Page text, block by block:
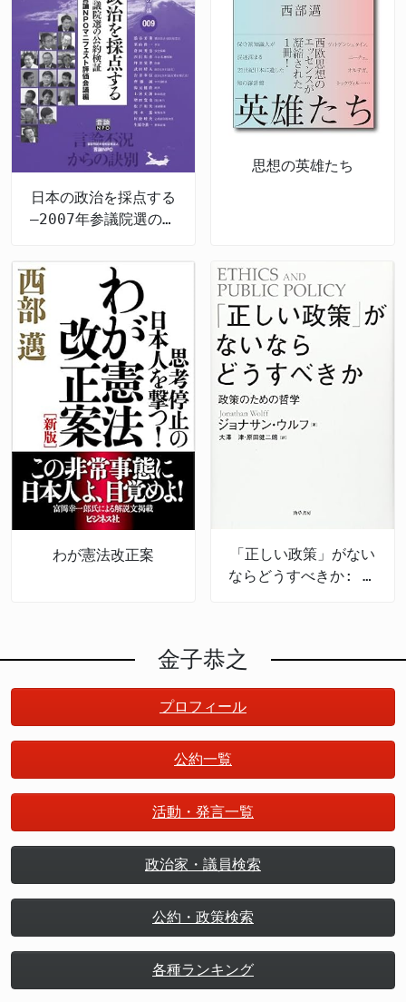
17.7%） ・ガイドラインの原則：利用者ほぼ男女同
数の施設では女性用便器数を男性用以上にする ・具
体例：16個設置できるスペースで男性6・女性10の配
分 ・増設できない施設向け：可動式間仕切り、個室
の若干狭小化など ・利用者への促し：個室での化
粧・スマートフォン使用を控えるよう求める内容も
・洋式化による占有面積増加・使用時間長期化も行列
悪化の一因 ・強制力なし：新築・改修時の参考指針
として官民に広く呼びかける
る一歩であり、交通規則の周知・安全教育の推進と、
悪質な運転への指導・取り締まりの強化を打ち出して
います。 また、保安基準に適合しない違法車両を販
売する事業者の摘発推進も明記されており、市場の健
全化に向けた姿勢が示されました。 しかし、周知や
取り締まりの強化にとどまり、免許制度の見直しや年
齢要件の厳格化といった抜本的な制度改革への踏み込
みが不十分だとする声もあります。 >ルールの周知だ
けじゃ意味がない。そもそも免許なしで乗れるという
制度を見直すべきだ シェアリング事業者には利用前
に交通ルールの確認テストを受けさせる取り組みもあ
るには至っていません。 電動キックボードはラスト
ワンマイルの移動手段として一定の利便性を持つこと
は否定できません。しかし、事故や違反が増え続ける
現状を踏まえれば、利便性と安全性を両立させるため
の実効性ある規制の強化と制度の根本的な見直しは、
一刻の猶予も許されない課題です。 まとめ ・2026
年版交通安全白書が2026年6月12日に閣議決定 ・
2025年の特定小型原付（電動キックボード等）事故
件数：386件（前年比＋48件） ・飲酒事故：43件
（全体の約11%）――自転車（0.6%）と比べ著しく高
い割合 ・事故の相手：四輪車168件（約4割）、単独
87件、自転車57件、歩行者56件 ・法改正後の半年で
7,130件の交通違反、通行区分違反（歩道走行・逆走
等）が約半数 ・飲酒運転による免許停止：77件
（2025年1～9月）――前年1年間の4件から約20倍増
導する第12次交通安全基本計画（2026年3月決定）で
電動キックボード規制を初明記 ・2025年の交通事故
死亡者数は2547人で1948年以降の過去最低を更新
る。 補助金が企画開発費などに充てられるため、成
果の不明瞭さから「バラマキ」との批判が出ている。
類似の海外・外国人支援策との関連で、政権の「バラ
マキ体質」への懸念も指摘される。 国内の教育・雇
用環境整備など、内向きの投資を軽視する姿勢への疑
問も呈されている。
（予約制乗り合いタクシー・バス）」、地域の一般ド
ライバーが自家用車で住民を有償で送迎する「ライド
シェア（自家用有償旅客運送）」、AIを活用したオン
デマンド交通の普及が進められています。日本版・公
共ライドシェアに未着手だった自治体は2024年には
622あったものが、約24まで急減しました。 こうし
た取り組みは前進しているものの、2740カ所という
数字はまだ増加しており、運転手の担い手確保、規制
緩和の加速、地域コミュニティの巻き込みなど、社会
全体で「移動できない日本」の問題に向き合う姿勢が
問われています。財源の使い方にも透明性が求められ
るのではなく、民間活力を活かす発想がもっと必要だ
日本の人口減少は今後も続きます。2026年の今、交
通空白地区の解消を「他人事」のまま放置すること
は、地域コミュニティの崩壊に直結しかねない問題で
す。 まとめ - 国土交通省が2026年6月10日、全国
の交通空白地区が2740カ所と発表（2025年5月比で
約740カ所増） - 交通空白地区とは、鉄道駅から
1km以上・バス停から300m以上など公共交通が不十分
な地域 - 地方の過疎地だけでなく都市郊外のニュー
タウン（坂道・急傾斜）でも深刻化 - 「地理的空
白」「時間的空白」「タクシーの空白」など複合的な
問題が存在 - 人口減少・マイカー社会化によるバ
ス・鉄道の廃止減便、2024年問題による運転手不足
が背景 - 高齢化による免許返納増加で「移動難民・
買い物難民」が急増 - 国交省は2024年7月に解消本
責任の欠如 人材育成という名目であっても、その効
果を具体的に測定・評価する仕組みがなければ、国民
は税金が有効に使われていると納得することはできま
せん。単に講義を実施したという事実だけをもって、
「支援を行った」と発表するのは、あまりにも無責任
ではないでしょうか。 支援の効果を具体的に測定・
評価する仕組み（KPI）を導入し、その結果を国民に
transparent に開示することが不可欠だと言えま
す。そうでなければ、今回のラオス支援も、過去の多
くの「バラマキ支援」と同様の轍を踏むことになりか
ねません。国民は、自らの税金がどのように使われ、
ります。 今後の展望と求められること 国土交通省に
は、今回のラオス物流人材育成支援について、どのよ
うな具体的な成果目標を設定し、その達成度を今後ど
のように評価していくのか、国民に対して明確な説明
責任を果たすことが求められます。単なる「顔を売る
ための活動」や、国際的な体裁を整えるためだけの
「パフォーマンス」で終わらせることなく、真にラオ
スとの友好関係や経済交流の発展に資するものである
ならば、その根拠を明確に示すべきです。 国民が納
得できる形で税金が使われているのか、今後も厳しく
注視していく必要があります。成果の伴わない「親切
ごっこ」は、日本の国益を損ねるだけでなく、将来的
な国際関係においても禍根を残すことになりかねませ
ん。 まとめ 国土交通省は、ラオス国立大学にて物流
人材育成のための集中講義を実施しました。 講義に
の提示がなく、税金の有効活用への懸念が指摘されて
います。 過去の無償資金協力など、効果が不明瞭な
まま多額の税金が投じられている援助との類似性も否
定できません。 国交省には、支援の具体的な成果目
標と評価方法について、国民への透明性と明確な説明
との指摘は全く当たりません」。 >法律に基づいた正
当な調査を政治的意図と言い張るのは、調査から逃げ
たいだけとしか見えない 運航実態を確認すること
は、乗客の安全を守るうえで行政機関として当然の責
務です。誰が乗っていたかを確認するのは、事業登録
が必要なケースだったかどうかを判断するためであ
り、協議会が主張する「政治的意図」とはまったく次
元が異なります。 松本洋平文科相が教育基本法違反
を改めて強調 安全管理も「著しく不適切」 文部科
学省は2026年5月22日、同校の教育内容が教育基本法
第14条（政治的中立性）に違反すると初めて認定しま
活動を行う抗議船に生徒を乗船させるという極めて異
例の事態」との見解を改めて示しました。現行の教育
基本法が施行された2006年以降、文科省が政治的中
立性を理由に同法違反を認定したのは今回が初めてで
す。 文科省の調査では、学校が（1）事前学習を含め
特定の見方・考え方に偏っていた、（2）抗議活動に
も使われる船で海上見学を行った、（3）修学旅行の
しおりに市民団体の座り込みへの参加を呼びかける文
書を掲載していた、という3点が問題とされました。
また、当日引率教員が同行せず、事前の現地下見も怠
るなど、安全管理についても「著しく不適切」との判
断が下りました。 >平和学習は大切だけど、特定の政
治団体の活動に子どもを参加させるのとは全然違う話
だよ 松本大臣は「平和学習そのものに問題があると
は考えておらず、むしろ進めていただきたい」と述
の問題を明確に指摘しました。 調査拒否は身勝手
問われる市民団体の説明責任 ヘリ基地反対協議会の
代理人弁護士は声明の中で、同協議会を「法的な人格
を持たない非営利の市民の集合体」と説明し、組織と
しての責任を問われることへの抵抗感を示しました。
させた当事者として、「非営利だから責任が軽い」と
いう主張は到底通りません。 >非営利の集合体だから
えじゃないのか 国の行政権限による正当な調査を
「政治的意図」と決めつけ、事実確認そのものを妨害
への深い敬意を欠くものです。再発防止に向け、国交
省は無登録での運送行為が疑われる事例を通報できる
窓口を地方運輸局などに設置することも決定しまし
た。 事故の真相を明らかにし、再び若い命が失われ
日本の政治を採点する
―2007年参議院選の公
思想の英雄たち
わが憲法改正案
「正しい政策」がない
ならどうすべきか: 政
金子恭之
プロフィール
公約一覧
活動・発言一覧
政治家・議員検索
公約・政策検索
各種ランキング